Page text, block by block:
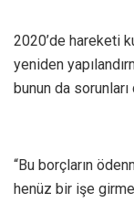
2020’de hareketi
yeniden
bunun da
“Bu borçların
henüz bir işe